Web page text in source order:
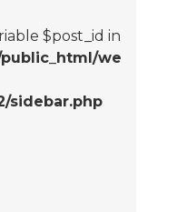
$post_id in
we
sidebar.php